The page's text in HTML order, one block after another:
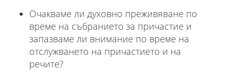
Очакваме ли духовно преживяване по
време на събранието за причастие и
запазваме ли внимание по време на
отслужването на причастието и на
речите?